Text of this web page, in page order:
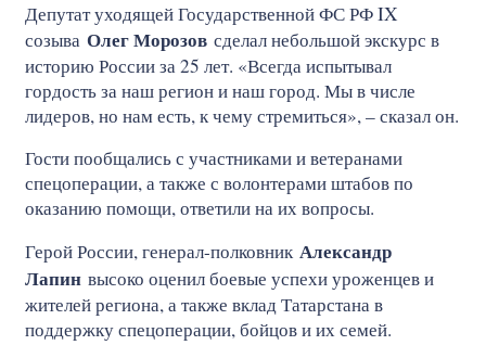
Депутат уходящей Государственной ФС РФ IX
созыва Олег Морозов сделал небольшой экскурс в
историю России за 25 лет. «Всегда испытывал
гордость за наш регион и наш город. Мы в числе
лидеров, но нам есть, к чему стремиться», – сказал он.
Гости пообщались с участниками и ветеранами
спецоперации, а также с волонтерами штабов по
оказанию помощи, ответили на их вопросы.
Герой России, генерал-полковник Александр
Лапин высоко оценил боевые успехи уроженцев и
жителей региона, а также вклад Татарстана в
поддержку спецоперации, бойцов и их семей.